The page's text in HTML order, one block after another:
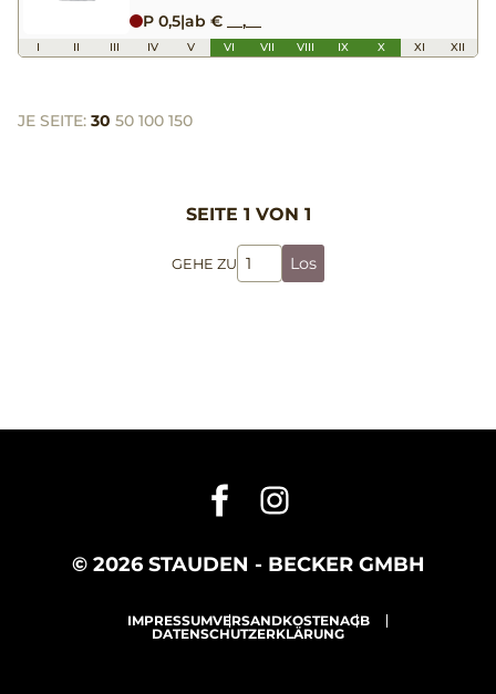
P 0,5|ab € __,__
I II III IV V VI VII VIII IX X XI XII
JE SEITE: 30 50 100 150
SEITE 1 VON 1
GEHE ZU Los
© 2026 STAUDEN - BECKER GMBH
IMPRESSUMVERSANDKOSTENAGB
DATENSCHUTZERKLÄRUNG